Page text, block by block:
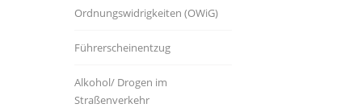
Ordnungswidrigkeiten (OWiG)
Führerscheinentzug
Alkohol/ Drogen im
Straßenverkehr